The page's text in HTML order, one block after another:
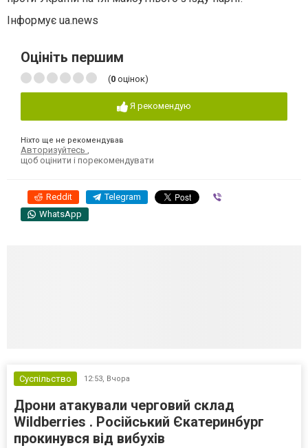
Інформує ua.news
Оцініть першим
(0 оцінок)
Я рекомендую
Ніхто ще не рекомендував
Авторизуйтесь ,
щоб оцінити і порекомендувати
Reddit Telegram
WhatsApp
Суспільство 12:53, Вчора
Дрони атакували черговий склад
Wildberries . Російський Єкатеринбург
прокинувся від вибухів